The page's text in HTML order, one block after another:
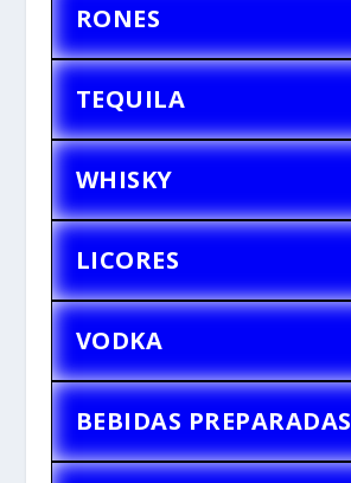
RONES
TEQUILA
WHISKY
LICORES
VODKA
BEBIDAS PREPARADAS